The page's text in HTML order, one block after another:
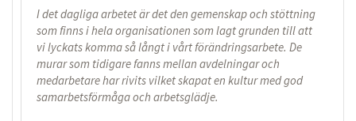
I det dagliga arbetet är det den gemenskap och stöttning
som finns i hela organisationen som lagt grunden till att
vi lyckats komma så långt i vårt förändringsarbete. De
murar som tidigare fanns mellan avdelningar och
medarbetare har rivits vilket skapat en kultur med god
samarbetsförmåga och arbetsglädje.